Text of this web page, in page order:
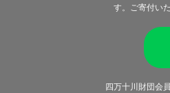
す。ご寄付い
四万十川財団会